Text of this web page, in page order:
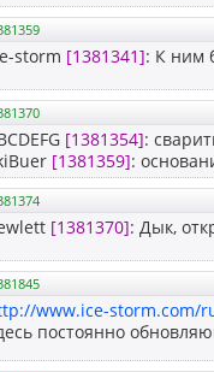
storm [1381341]: К ним
[1381354]:
[1381359]:
[1381370]: Дык,
www.ice-storm.com/
постоянно